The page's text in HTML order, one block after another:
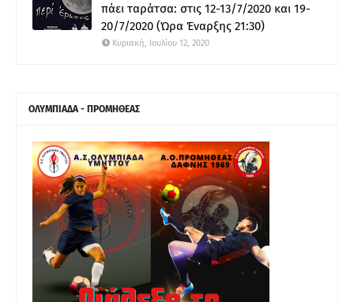
πάει ταράτσα: στις 12-13/7/2020 και 19-
20/7/2020 (Ώρα Έναρξης 21:30)
Κυριακή, Ιουλίου 12, 2020
ΟΛΥΜΠΙΑΔΑ - ΠΡΟΜΗΘΕΑΣ